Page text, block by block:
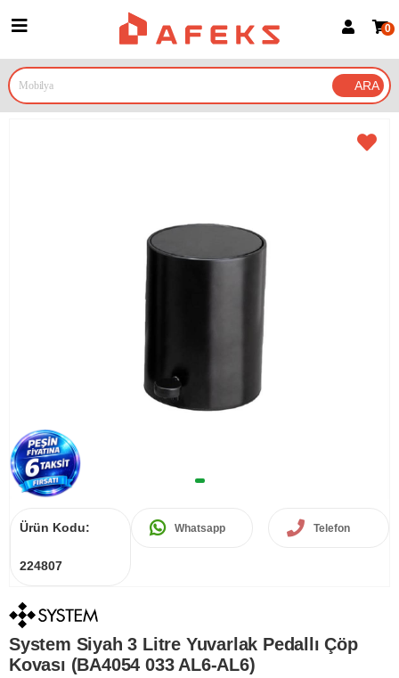
Google İle Bağlan
0
Ürün Kodu:
224807
Whatsapp Telefon
System Siyah 3 Litre Yuvarlak Pedallı Çöp
Kovası (BA4054 033 AL6-AL6)